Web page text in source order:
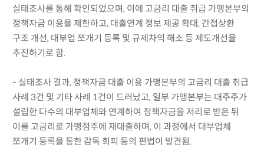
실태조사를 통해 확인되었으며, 이에 고금리 대출 취급 가맹본부의
정책자금 이용을 제한하고, 대출연계 정보 제공 확대, 간접상환
구조 개선, 대부업 쪼개기 등록 및 규제차익 해소 등 제도개선을
추진하기로 함.
- 실태조사 결과, 정책자금 대출 이용 가맹본부의 고금리 대출 취급
사례 3건 및 기타 사례 1건이 드러났고, 일부 가맹본부는 대주주가
설립한 다수의 대부업체와 연계하여 정책자금을 저리로 받은 뒤
이를 고금리로 가맹점주에 재대출하며, 이 과정에서 대부업체
쪼개기 등록을 통한 감독 회피 등의 편법이 발견됨.